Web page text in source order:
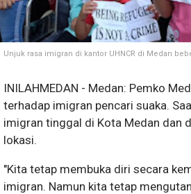
Unjuk rasa imigran di kantor UHNCR di Medan
INILAHMEDAN - Medan: Pemko
terhadap imigran pencari suaka.
imigran tinggal di Kota Medan dan
lokasi.
"Kita tetap membuka diri secara
imigran. Namun kita tetap